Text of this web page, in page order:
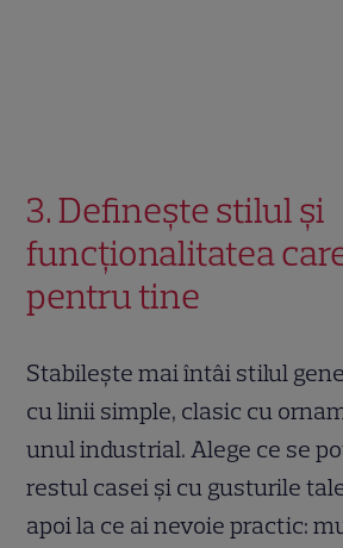
3. Definește stilul și
funcționalitatea
pentru tine
Stabilește mai întâi stilul
cu linii simple, clasic cu
unul industrial. Alege ce se
restul casei și cu gusturile
apoi la ce ai nevoie practic: